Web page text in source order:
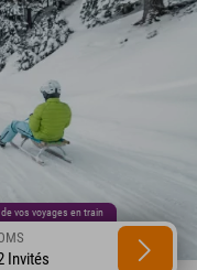
vos voyages en train
Invités